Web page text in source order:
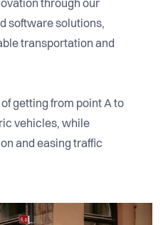
through our
software solutions,
transportation and
getting from point A to
vehicles, while
and easing traffic